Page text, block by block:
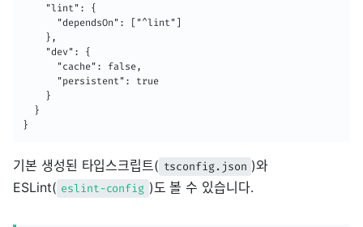
    "lint": {
      "dependsOn": ["^lint"]
    },
    "dev": {
      "cache": false,
      "persistent": true
    }
  }
}
기본 생성된 타입스크립트( tsconfig.json )와
ESLint( eslint-config )도 볼 수 있습니다.